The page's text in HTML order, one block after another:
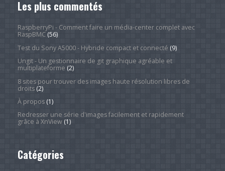
Les plus commentés
RaspberryPi - Comment faire un média-center complet avec
RaspBMC(56)
Test du Sony A5000 - Hybride compact et connecté (9)
Ungit - Un gestionnaire de git graphique agréable et
multiplateforme (2)
8 sites pour trouver des images haute résolution libres de
droits(2)
À propos(1)
Redresser une série d'images facilement et rapidement
grâce à XnView(1)
Catégories